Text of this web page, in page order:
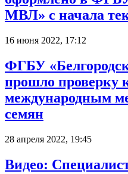
МВЛ» с начала
16 июня 2022, 17:12
ФГБУ
прошло проверку
международным
семян
28 апреля 2022, 19:45
Видео: